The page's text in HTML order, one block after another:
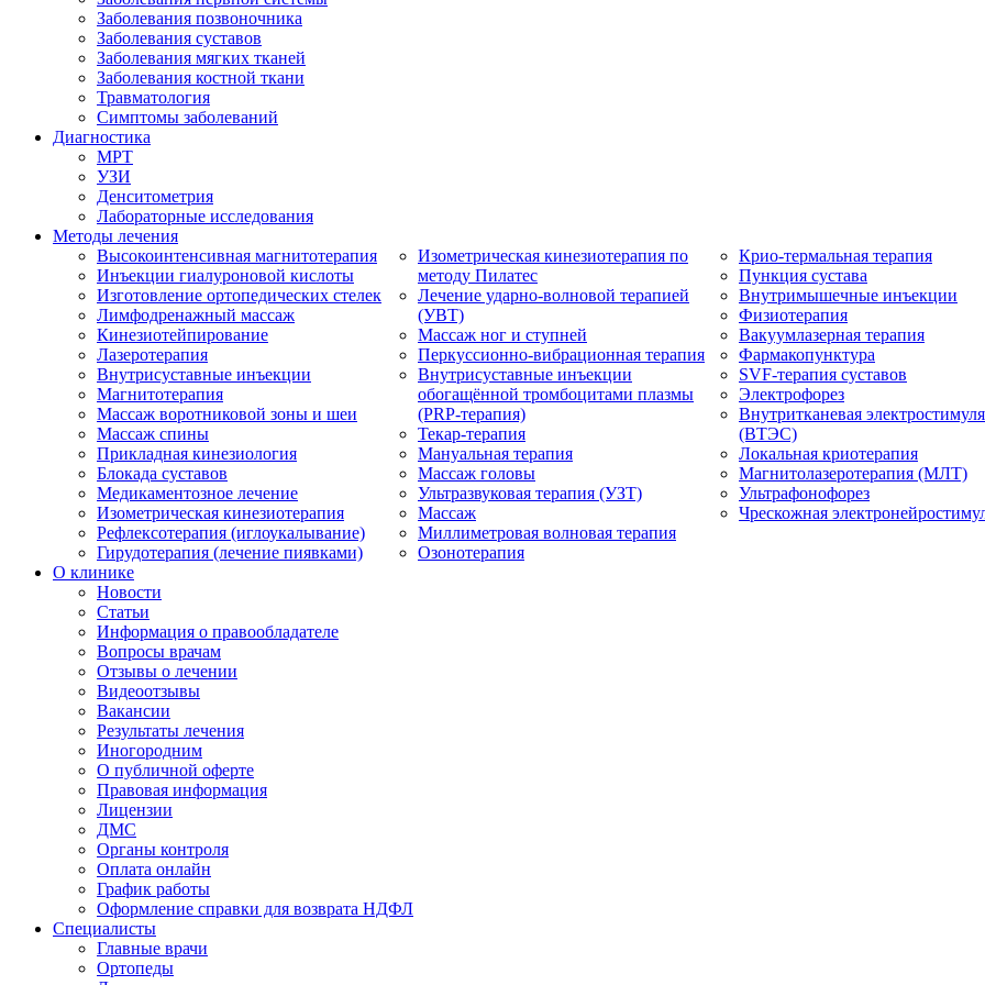
Заболевания позвоночника
Заболевания суставов
Заболевания мягких тканей
Заболевания костной ткани
Травматология
Симптомы заболеваний
Диагностика
МРТ
УЗИ
Денситометрия
Лабораторные исследования
Методы лечения
Высокоинтенсивная магнитотерапия
Инъекции гиалуроновой кислоты
Изготовление ортопедических стелек
Лимфодренажный массаж
Кинезиотейпирование
Лазеротерапия
Внутрисуставные инъекции
Магнитотерапия
Массаж воротниковой зоны и шеи
Массаж спины
Прикладная кинезиология
Блокада суставов
Медикаментозное лечение
Изометрическая кинезиотерапия
Рефлексотерапия (иглоукалывание)
Гирудотерапия (лечение пиявками)
Изометрическая кинезиотерапия по
методу Пилатес
Лечение ударно-волновой терапией
(УВТ)
Массаж ног и ступней
Перкуссионно-вибрационная терапия
Внутрисуставные инъекции
обогащённой тромбоцитами плазмы
(PRP-терапия)
Текар-терапия
Мануальная терапия
Массаж головы
Ультразвуковая терапия (УЗТ)
Массаж
Миллиметровая волновая терапия
Озонотерапия
Крио-термальная терапия
Пункция сустава
Внутримышечные инъекции
Физиотерапия
Вакуумлазерная терапия
Фармакопунктура
SVF-терапия суставов
Электрофорез
Внутритканевая
(ВТЭС)
Локальная криотерапия
Магнитолазеротерапия (МЛТ)
Ультрафонофорез
Чрескожная
О клинике
Новости
Статьи
Информация о правообладателе
Вопросы врачам
Отзывы о лечении
Видеоотзывы
Вакансии
Результаты лечения
Иногородним
О публичной оферте
Правовая информация
Лицензии
ДМС
Органы контроля
Оплата онлайн
График работы
Оформление справки для возврата НДФЛ
Специалисты
Главные врачи
Ортопеды